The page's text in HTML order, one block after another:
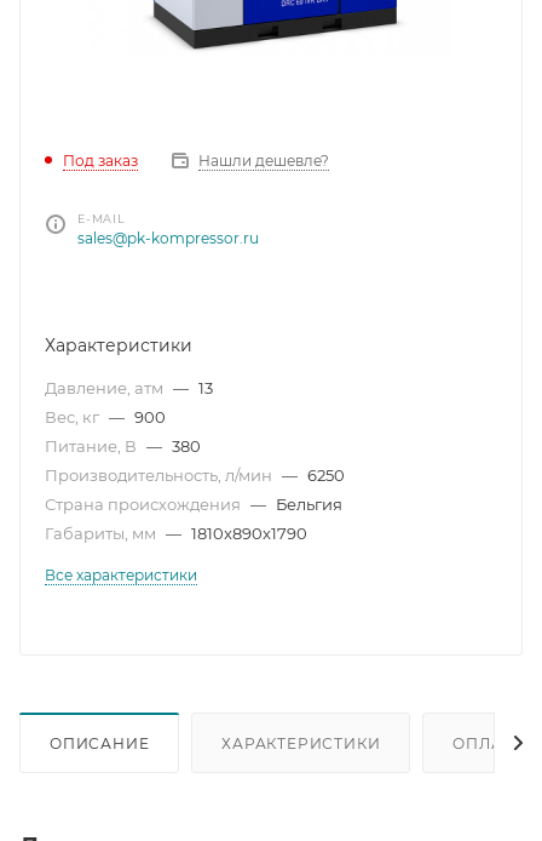
Под заказ Нашли дешевле?
E-MAIL
sales@pk-kompressor.ru
Характеристики
Давление, атм — 13
Вес, кг — 900
Питание, В — 380
Производительность, л/мин — 6250
Страна происхождения — Бельгия
Габариты, мм — 1810x890x1790
Все характеристики
ОПИСАНИЕ ХАРАКТЕРИСТИКИ ОПЛАТА